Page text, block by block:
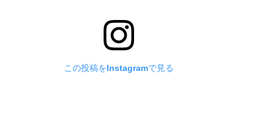
この投稿をInstagramで見る